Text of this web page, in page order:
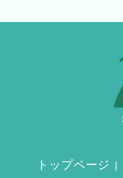
トップページ